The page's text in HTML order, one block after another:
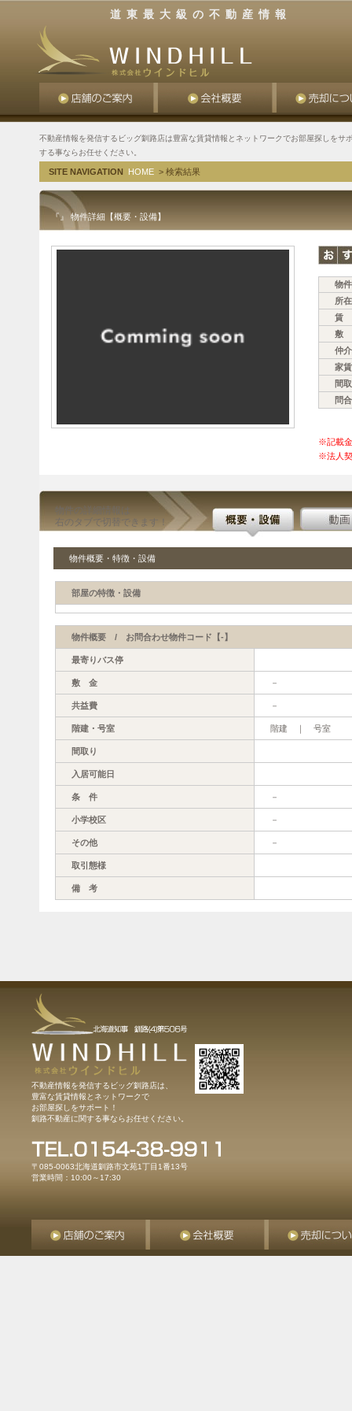
道東最大級の不動産情報
不動産情報を発信するビッグ釧路店は豊富な賃貸情報とネットワークでお部屋探しをサ
する事ならお任せください。
SITE NAVIGATION HOME > 検索結果
『』 物件詳細【概要・設備】
物
所
賃
敷
仲
家
間
問
※記載
※法人契
物件の詳細情報は
右のタブで切替できます！
物件概要・特徴・設備
部屋の特徴・設備
物件概要 / お問合わせ物件コード【-】
最寄りバス停
敷 金 －
共益費 －
階建・号室 階建 ｜ 号室
間取り
入居可能日
条 件 －
小学校区 －
その他 －
取引態様
備 考
不動産情報を発信するビッグ釧路店は、
豊富な賃貸情報とネットワークで
お部屋探しをサポート！
釧路不動産に関する事ならお任せください。
〒085-0063北海道釧路市文苑1丁目1番13号
営業時間：10:00～17:30